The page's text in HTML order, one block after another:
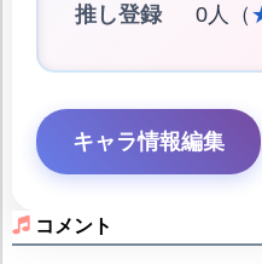
推し登録 0人（
キャラ情報編集
コメント